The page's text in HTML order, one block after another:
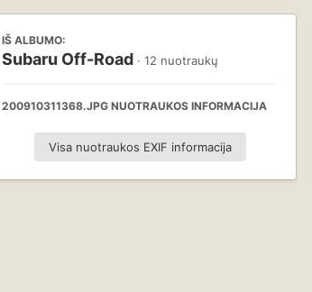
IŠ ALBUMO:
Subaru Off-Road · 12 nuotraukų
200910311368.JPG NUOTRAUKOS INFORMACIJA
Visa nuotraukos EXIF informacija